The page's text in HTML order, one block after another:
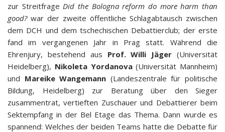
zur Streitfrage Did the Bologna reform do more harm than
good?war der zweite öffentliche Schlagabtausch zwischen
dem DCH und dem tschechischen Debattierclub; der erste
fand im vergangenen Jahr in Prag statt. Während die
Ehrenjury, bestehend aus Prof. Willi Jäger (Universität
Heidelberg), Nikoleta Yordanova(Universität Mannheim)
und Mareike Wangemann (Landeszentrale für politische
Bildung, Heidelberg) zur Beratung über den Sieger
zusammentrat, vertieften Zuschauer und Debattierer beim
Sektempfang in der Bel Etage das Thema. Dann wurde es
spannend: Welches der beiden Teams hatte die Debatte für